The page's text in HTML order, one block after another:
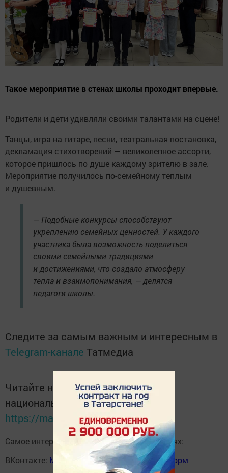
Такое мероприятие в стенах школы проходит впервые.
Родители и дети удивляли своими талантами на сцене!
Танцы, игра на гитаре, песни, театральная постановка,
декламация стихотворений — великолепное ассорти,
которое пришлось по душе каждому зрителю в зале.
Мероприятие получилось по-семейному теплым
и душевным.
— Подобные конкурсы способствуют
укреплению семейных ценностей. У каждого
участника была возможность поделиться
своими семейными традициями
и достижениями, что создало атмосферу
тепла и взаимопонимания, — делятся
педагоги школы.
Следите за самым важным и интересным в
Telegram-канале Татмедиа
Читайте новости Татарстана в
национальном мессенджере MАХ:
https://max.ru/tatmedia
Самое интересное в наших социальных сетях:
ВКонтакте: Мензелинск news - Мензеля-информ